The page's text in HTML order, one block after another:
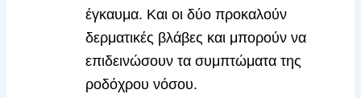
έγκαυμα. Και οι δύο προκαλούν
δερματικές βλάβες και μπορούν να
επιδεινώσουν τα συμπτώματα της
ροδόχρου νόσου.